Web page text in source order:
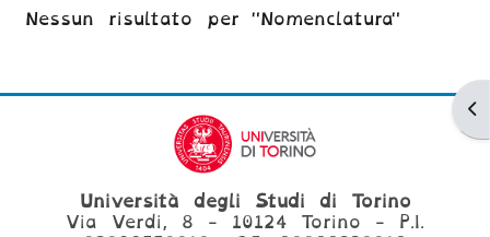
Nessun risultato per "Nomenclatura"
Università degli Studi di Torino
Via Verdi, 8 - 10124 Torino - P.I.